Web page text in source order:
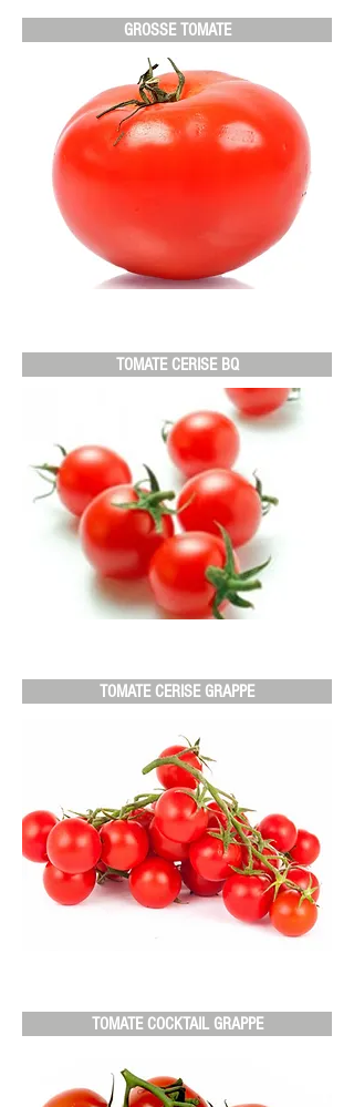
GROSSE TOMATE
TOMATE CERISE BQ
TOMATE CERISE GRAPPE
TOMATE COCKTAIL GRAPPE